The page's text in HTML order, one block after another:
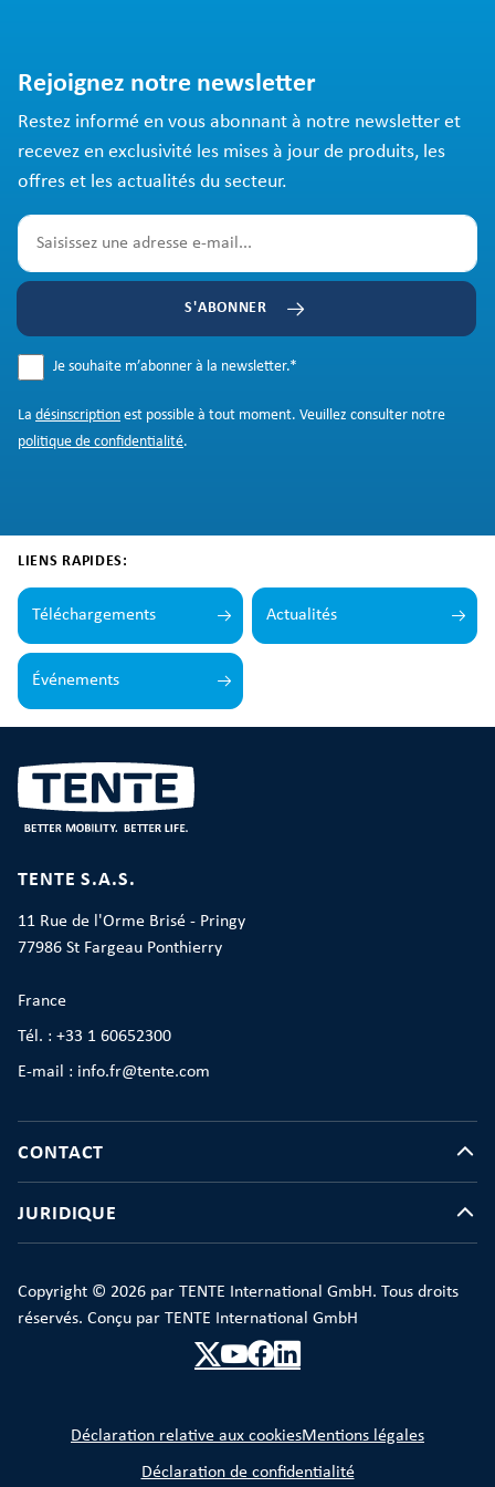
Rejoignez notre newsletter
Restez informé en vous abonnant à notre newsletter et
recevez en exclusivité les mises à jour de produits, les
offres et les actualités du secteur.
S'ABONNER
Je souhaite m’abonner à la newsletter.*
La désinscription est possible à tout moment. Veuillez consulter notre
politique de confidentialité.
LIENS RAPIDES:
Téléchargements Actualités
Événements
TENTE S.A.S.
11 Rue de l'Orme Brisé - Pringy
77986 St Fargeau Ponthierry
France
Tél. : +33 1 60652300
E-mail : info.fr@tente.com
CONTACT
JURIDIQUE
Copyright © 2026 par TENTE International GmbH. Tous droits
réservés. Conçu par TENTE International GmbH
Déclaration relative aux cookiesMentions légales
Déclaration de confidentialité